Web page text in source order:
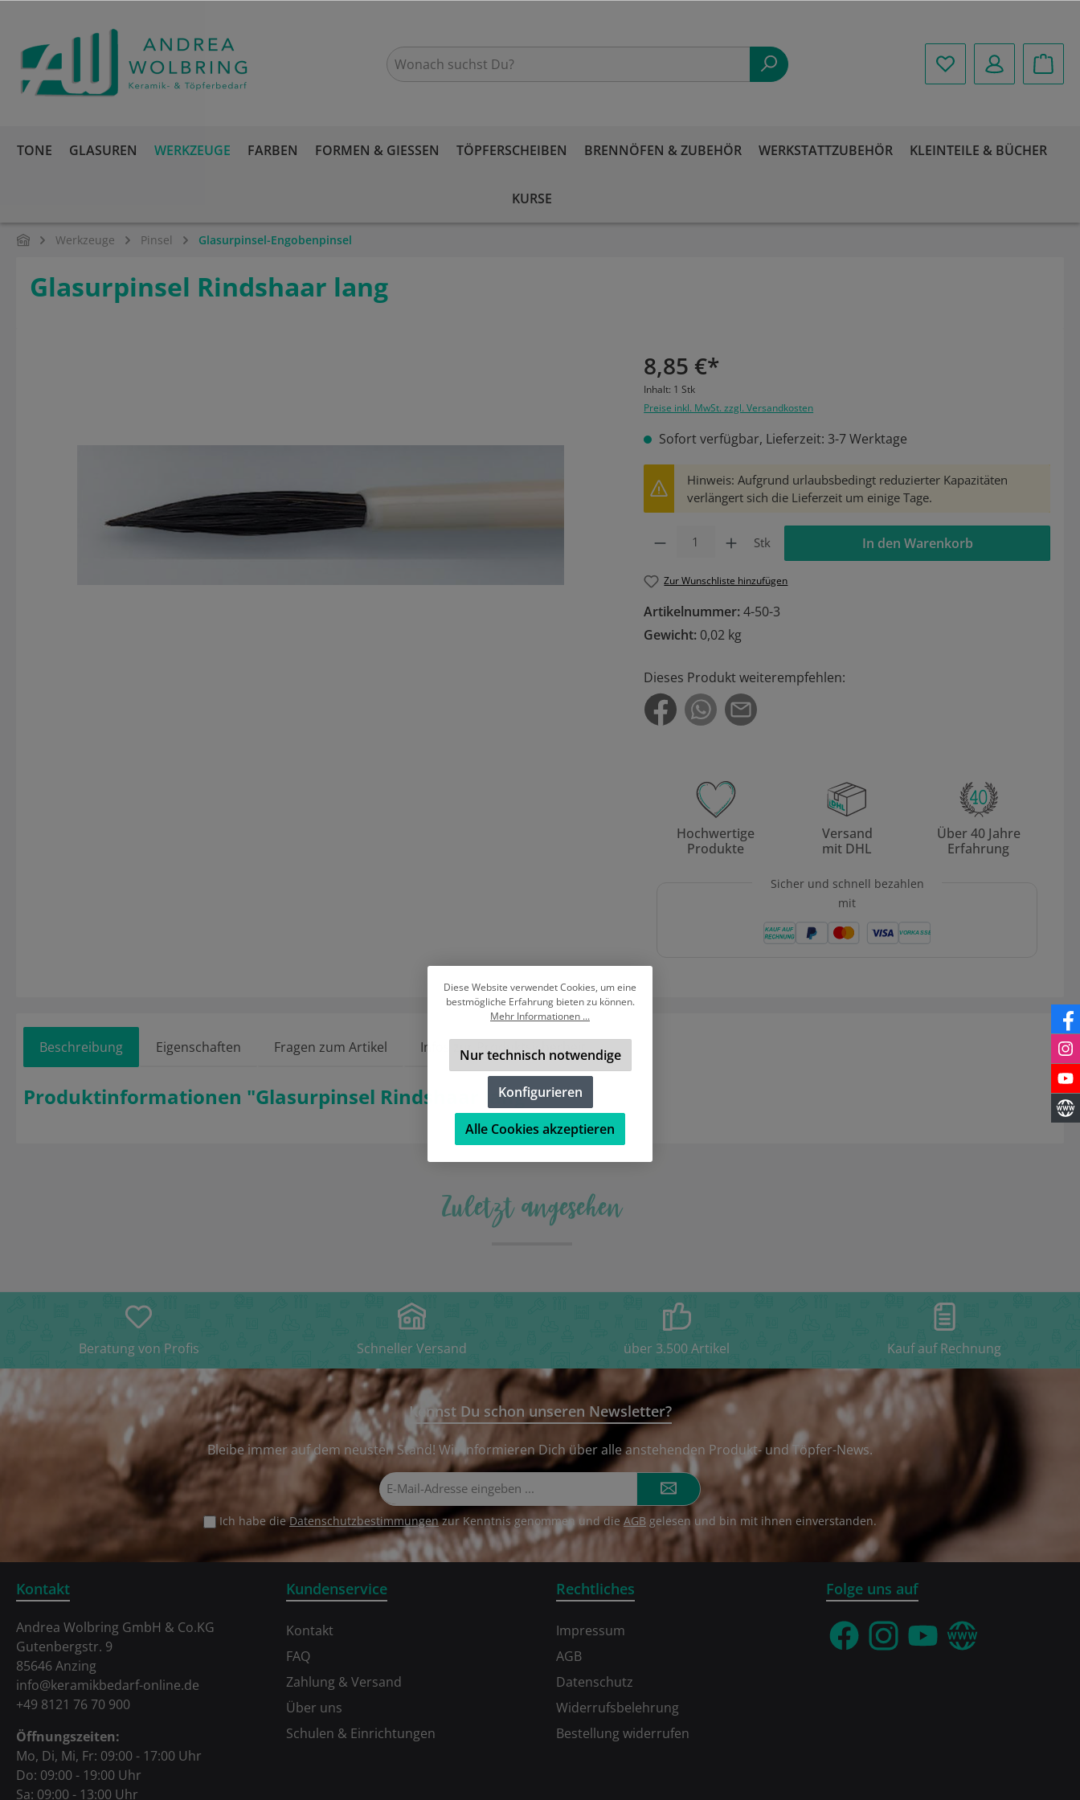
TONE GLASUREN WERKZEUGE FARBEN FORMEN & GIESSEN TÖPFERSCHEIBEN BRENNÖFEN & ZUBEHÖR WERKSTATTZUBEHÖR KLEINTEILE & BÜCHER
KURSE
Werkzeuge Pinsel Glasurpinsel-Engobenpinsel
Glasurpinsel Rindshaar lang
8,85 €*
Inhalt: 1 Stk
Preise inkl. MwSt. zzgl. Versandkosten
Sofort verfügbar, Lieferzeit: 3-7 Werktage
Hinweis: Aufgrund urlaubsbedingt reduzierter Kapazitäten
verlängert sich die Lieferzeit um einige Tage.
Stk In den Warenkorb
Zur Wunschliste hinzufügen
Artikelnummer:4-50-3
Gewicht: 0,02 kg
Dieses Produkt weiterempfehlen:
Hochwertige
Produkte
Versand
mit DHL
Über 40 Jahre
Erfahrung
Sicher und schnell bezahlen
mit
Beschreibung Eigenschaften Fragen zum Artikel Infos zur Produktsicherheit
Produktinformationen "Glasurpinsel Rindshaar lang"
Zuletzt angesehen
Beratung von Profis Schneller Versand über 3.500 Artikel Kauf auf Rechnung
Kennst Du schon unseren Newsletter?
Bleibe immer auf dem neusten Stand! Wir informieren Dich über alle anstehenden Produkt- und Töpfer-News.
Mail-
Adresse*
Ich habe dieDatenschutzbestimmungenzur Kenntnis genommen und die AGB gelesen und bin mit ihnen einverstanden.
Kundenservice
Kontakt
FAQ
Zahlung & Versand
Über uns
Schulen & Einrichtungen
Rechtliches
Impressum
AGB
Datenschutz
Widerrufsbelehrung
Bestellung widerrufen
Kontakt
Andrea Wolbring GmbH & Co.KG
Gutenbergstr. 9
85646 Anzing
info@keramikbedarf-online.de
+49 8121 76 70 900
Öffnungszeiten:
Mo, Di, Mi, Fr: 09:00 - 17:00 Uhr
Do: 09:00 - 19:00 Uhr
Sa: 09:00 - 13:00 Uhr
Folge uns auf
FacebookInstagramYouTubeWebseite
Diese Website verwendet Cookies, um eine
bestmögliche Erfahrung bieten zu können.
Mehr Informationen ...
Nur technisch notwendige
Konfigurieren
Alle Cookies akzeptieren